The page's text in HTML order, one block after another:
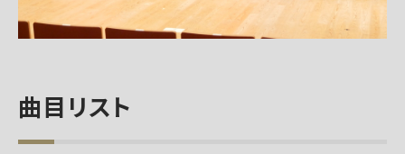
曲目リスト